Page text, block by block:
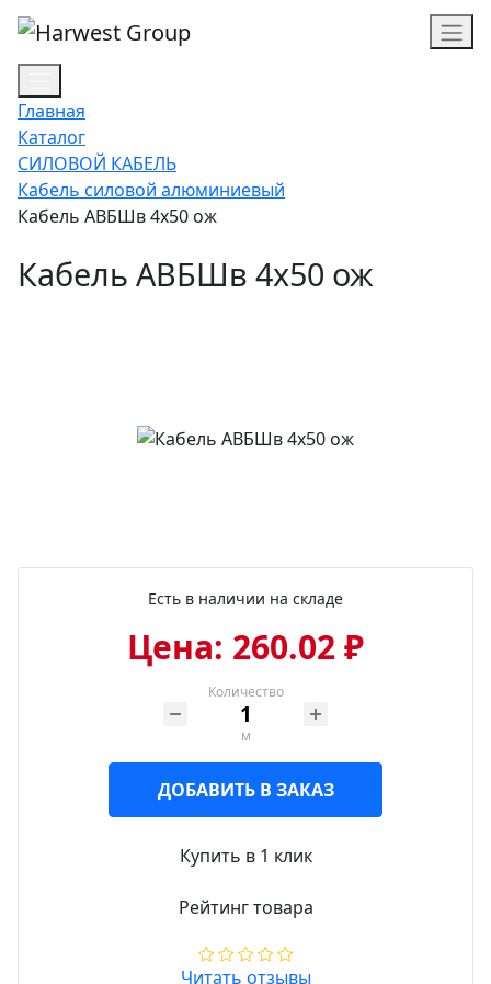
Главная
Каталог
СИЛОВОЙ КАБЕЛЬ
Кабель силовой алюминиевый
Кабель АВБШв 4х50 ож
Кабель АВБШв 4х50 ож
Есть в наличии на складе
Цена: 260.02 ₽
Количество
м
ДОБАВИТЬ В ЗАКАЗ
Купить в 1 клик
Рейтинг товара
Читать отзывы